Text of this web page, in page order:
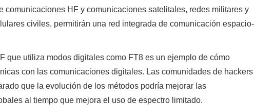
comunicaciones HF y comunicaciones satelitales, redes militares y
civiles, permitirán una red integrada de comunicación espacio-
que utiliza modos digitales como FT8 es un ejemplo de cómo
con las comunicaciones digitales. Las comunidades de hackers
que la evolución de los métodos podría mejorar las
al tiempo que mejora el uso de espectro limitado.